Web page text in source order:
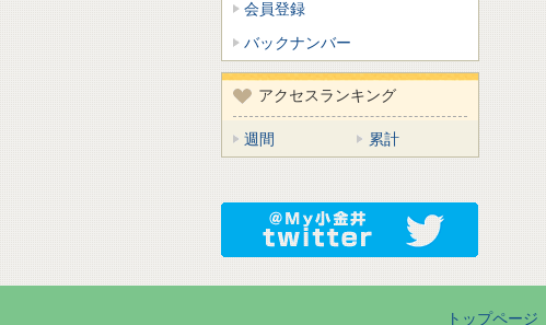
会員登録
バックナンバー
アクセスランキング
週間 累計
トップページ